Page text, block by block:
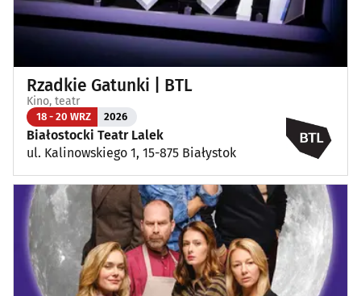
Rzadkie Gatunki | BTL
Kino, teatr
18 - 20 WRZ 2026
Białostocki Teatr Lalek
ul. Kalinowskiego 1, 15-875 Białystok